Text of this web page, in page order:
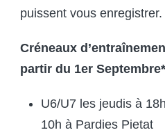
puissent vous enregistrer.
Créneaux
partir du 1er
U6/U7 les jeudis à
10h à Pardies Pietat